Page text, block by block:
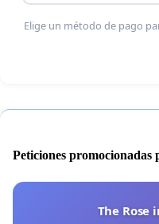
Elige un método de pago
Peticiones promocionadas
The Rose